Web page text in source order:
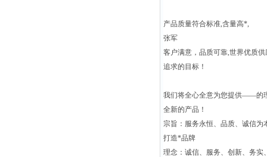
产品质量符合标准,含量高*,
张军
客户满意，品质可靠,世界优质
追求的目标！
我们将全心全意为您提供——的
全新的产品！
宗旨：服务永恒、品质、诚信为
打造*品牌
理念：诚信、服务、创新、务实